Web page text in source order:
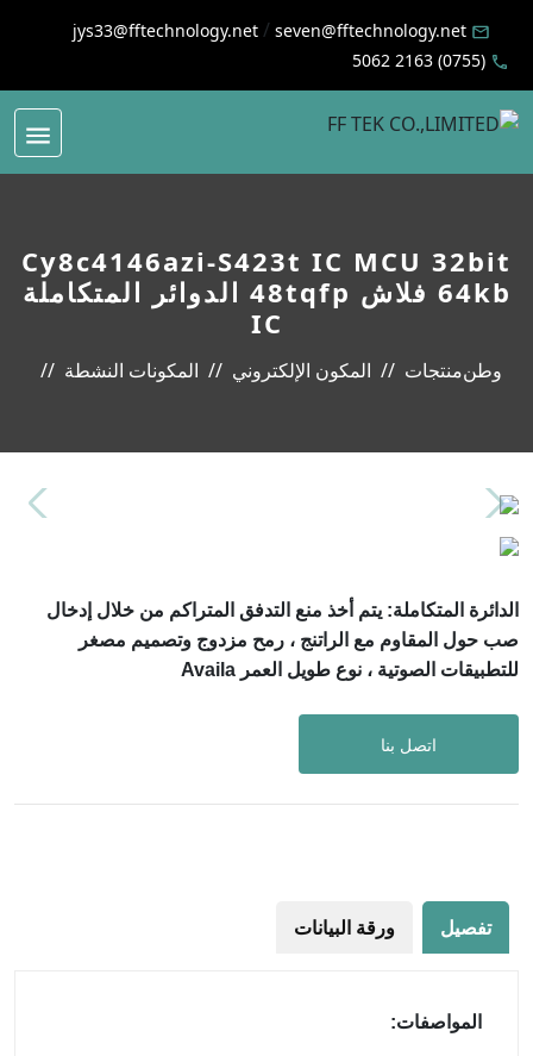
jys33@fftechnology.net / seven@fftechnology.net
(0755) 2163 5062
Cy8c4146azi-S423t IC MCU 32bit
64kb فلاش 48tqfp الدوائر المتكاملة
IC
وطنمنتجات المكون الإلكتروني المكونات النشطة
الدائرة المتكاملة: يتم أخذ منع التدفق المتراكم من خلال إدخال
صب حول المقاوم مع الراتنج ، رمح مزدوج وتصميم مصغر
للتطبيقات الصوتية ، نوع طويل العمر Availa
اتصل بنا
تفصيل ورقة البيانات
المواصفات: